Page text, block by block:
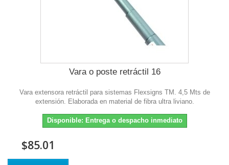
Vara o poste retráctil 16
Vara extensora retráctil para sistemas Flexsigns TM. 4,5 Mts de
extensión. Elaborada en material de fibra ultra liviano.
Disponible: Entrega o despacho inmediato
$85.01